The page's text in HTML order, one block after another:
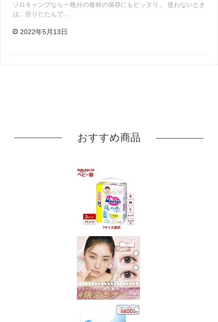
ソロキャンプなら一晩分の食材の保存にもピッタリ。 使わないとき
は、折りたたんで…
2022年5月13日
おすすめ商品